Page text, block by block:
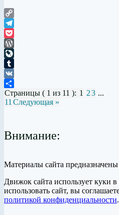
Copy
Link
Telegram
Pocket
WordPress
LiveJournal
Tumblr
VK
Отправить
Страницы ( 1 из 11 ): 1 23 ...
11 Следующая »
Внимание:
Материалы сайта
Движок сайта использует куки
использовать сайт, вы
политикой конфиденциальности.